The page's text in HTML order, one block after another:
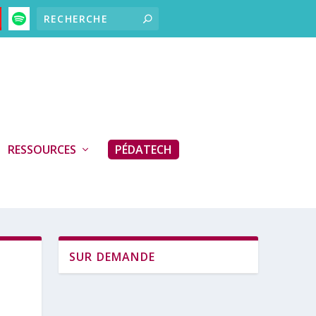
RESSOURCES PÉDATECH
SUR DEMANDE